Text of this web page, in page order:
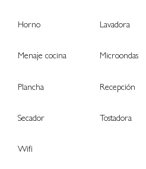
Horno Lavadora
Menaje cocina Microondas
Plancha Recepción
Secador Tostadora
Wifi